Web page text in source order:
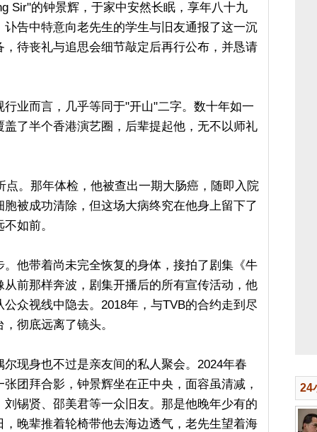
Sir"的钟景辉，于家中安然长眠，享年八十九
告中特意向老先生的学生与旧友通报了这一沉
待丧礼与追思会细节敲定后再行公布，并恳请
业而言，几乎等同于"开山"二字。数十年如一
了半个香港演艺圈，后辈提起他，无不以师礼
点。那年体检，他被查出一期大肠癌，随即入院
被成功清除，但这场大病终究在他身上留下了
如前。
他带着尚未完全恢复的身体，接拍了剧集《牛
前那样奔波，剧集开播后的所有宣传活动，他
众视线中隐去。2018年，与TVB的合约走到尽
彻底远离了镜头。
现身也不过是亲友间的私人聚会。2024年春
团拜合影，钟景辉坐在正中央，面容虽清减，
锡贤、邵美君等一众旧友。那是他晚年少有的
晚辈推着轮椅带他去海边透气，老先生望着海
24